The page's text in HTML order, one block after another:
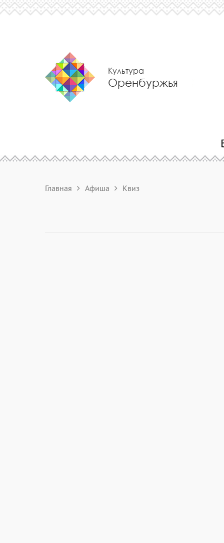
Культура
Оренбуржья
Главная Афиша Квиз